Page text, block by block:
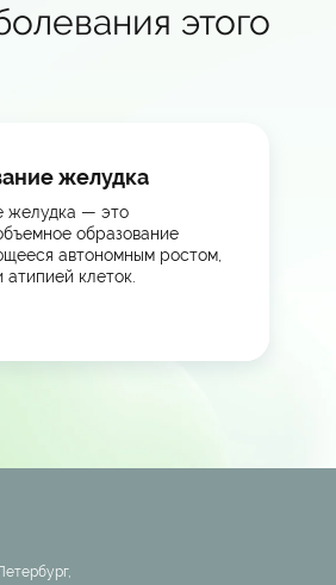
этого
желудка
желудка — это
образование
автономным ростом,
клеток.